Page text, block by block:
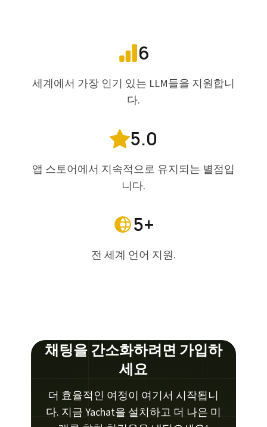
6
세계에서 가장 인기 있는 LLM들을 지원합니
다.
5.0
앱 스토어에서 지속적으로 유지되는 별점입
니다.
5+
전 세계 언어 지원.
채팅을 간소화하려면 가입하
세요
더 효율적인 여정이 여기서 시작됩니
다. 지금 Yachat을 설치하고 더 나은 미